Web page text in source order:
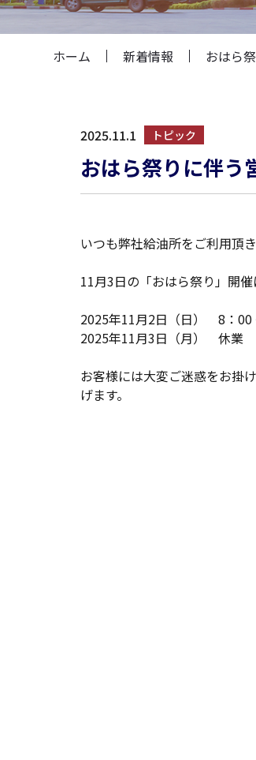
ホーム 新着情報 おはら
2025.11.1 トピック
おはら祭りに伴う
いつも弊社給油所をご利用頂
11月3日の「おはら祭り」開
2025年11月2日（日） 8：00
2025年11月3日（月） 休業
お客様には大変ご迷惑をお掛
げます。